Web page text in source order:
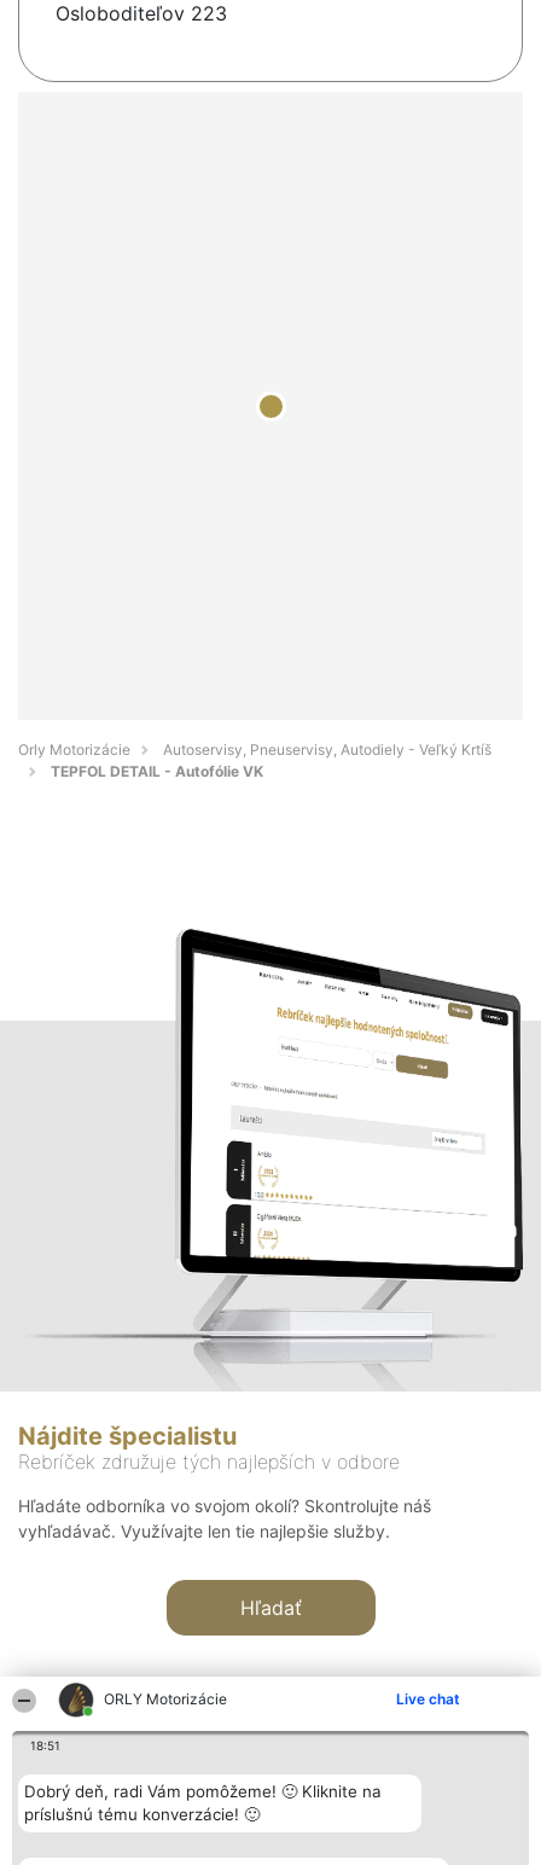
ORLY Motorizácie Live chat
18:51
Dobrý deň, radi Vám pomôžeme! 🙂 Kliknite na
príslušnú tému konverzácie! 🙂
Osloboditeľov 223
Orly Motorizácie
Autoservisy, Pneuservisy, Autodiely - Veľký Krtíš
TEPFOL DETAIL - Autofólie VK
Nájdite špecialistu
Rebríček združuje tých najlepších v odbore
Hľadáte odborníka vo svojom okolí? Skontrolujte náš
vyhľadávač. Využívajte len tie najlepšie služby.
Hľadať
Organizátor hodnotenia
Bright Side Solutions sp. z o.
o. sp. k.
Wrocław 50-079
Hodnotenie
Laureáti
Lista
Laureatów
Kontakt
Kontakt